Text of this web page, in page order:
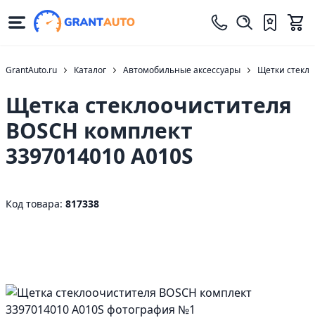
GrantAuto.ru Каталог Автомобильные аксессуары Щетки
Щетка стеклоочистителя
BOSCH комплект
3397014010 A010S
Код товара: 817338